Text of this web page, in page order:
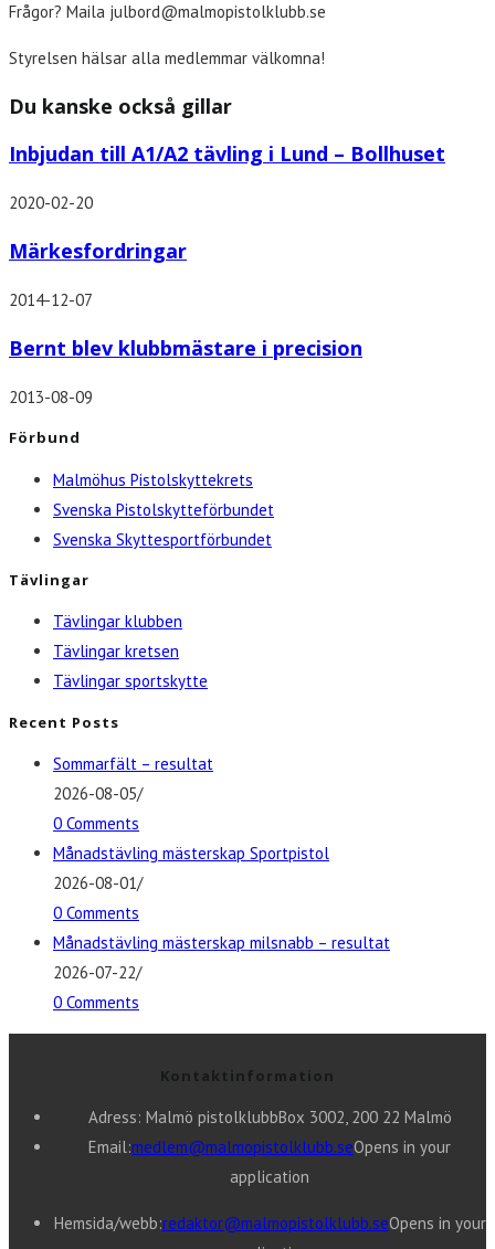
Frågor? Maila julbord@malmopistolklubb.se
Styrelsen hälsar alla medlemmar välkomna!
Du kanske också gillar
Inbjudan till A1/A2 tävling i Lund – Bollhuset
2020-02-20
Märkesfordringar
2014-12-07
Bernt blev klubbmästare i precision
2013-08-09
Förbund
Malmöhus Pistolskyttekrets
Svenska Pistolskytteförbundet
Svenska Skyttesportförbundet
Tävlingar
Tävlingar klubben
Tävlingar kretsen
Tävlingar sportskytte
Recent Posts
Sommarfält – resultat
2026-08-05/
0 Comments
Månadstävling mästerskap Sportpistol
2026-08-01/
0 Comments
Månadstävling mästerskap milsnabb – resultat
2026-07-22/
0 Comments
Kontaktinformation
Adress: Malmö pistolklubbBox 3002, 200 22 Malmö
Email:medlem@malmopistolklubb.seOpens in your
application
Hemsida/webb:redaktor@malmopistolklubb.seOpens in your